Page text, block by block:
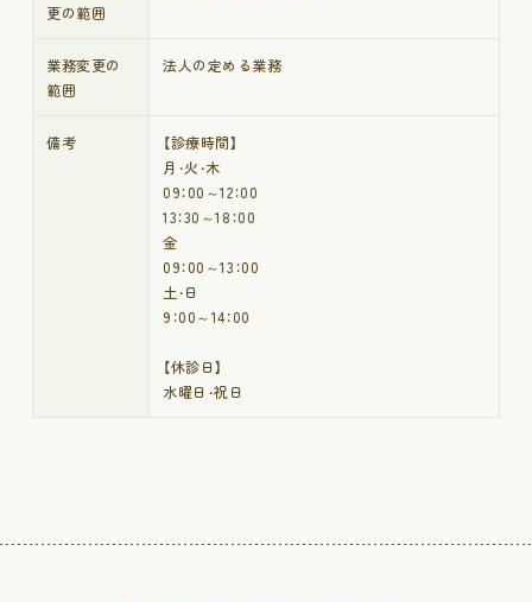
更の範囲
業務変更の
範囲
法人の定める業務
備考
【診療時間】
月・火・木
09：00～12：00
13：30～18：00
金
09：00～13：00
土・日
9：00～14：00
【休診日】
水曜日・祝日